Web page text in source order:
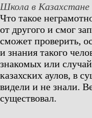
Школа в Казахстане
Что такое
от другого и смог
сможет проверить,
и знания такого
знакомых или
казахских аулов, в
видели и не знали.
существовал.